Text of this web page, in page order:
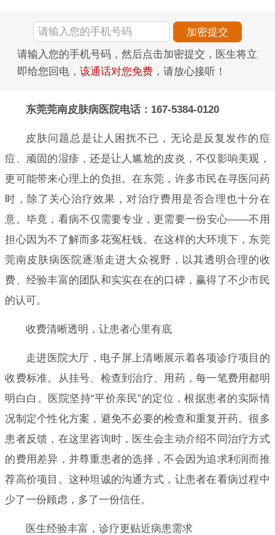
请输入您的手机号码，然后点击加密提交，医生将立
即给您回电， 该通话对您免费 ，请放心接听！
东莞莞南皮肤病医院电话：167-5384-0120
皮肤问题总是让人困扰不已，无论是反复发作的痘
痘、顽固的湿疹，还是让人尴尬的皮炎，不仅影响美观，
更可能带来心理上的负担。在东莞，许多市民在寻医问药
时，除了关心治疗效果，对治疗费用是否合理也十分在
意。毕竟，看病不仅需要专业，更需要一份安心——不用
担心因为不了解而多花冤枉钱。在这样的大环境下，东莞
莞南皮肤病医院逐渐走进大众视野，以其透明合理的收
费、经验丰富的团队和实实在在的口碑，赢得了不少市民
的认可。
收费清晰透明，让患者心里有底
走进医院大厅，电子屏上清晰展示着各项诊疗项目的
收费标准。从挂号、检查到治疗、用药，每一笔费用都明
明白白。医院坚持“平价亲民”的定位，根据患者的实际情
况制定个性化方案，避免不必要的检查和重复开药。很多
患者反馈，在这里咨询时，医生会主动介绍不同治疗方式
的费用差异，并尊重患者的选择，不会因为追求利润而推
荐高价项目。这种坦诚的沟通方式，让患者在看病过程中
少了一份顾虑，多了一份信任。
医生经验丰富，诊疗更贴近病患需求